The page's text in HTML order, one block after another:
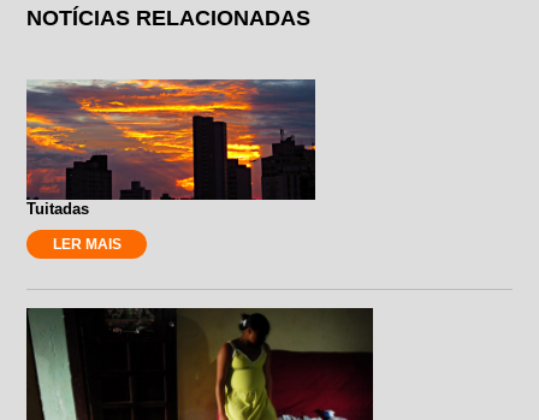
NOTÍCIAS RELACIONADAS
Tuitadas
LER MAIS